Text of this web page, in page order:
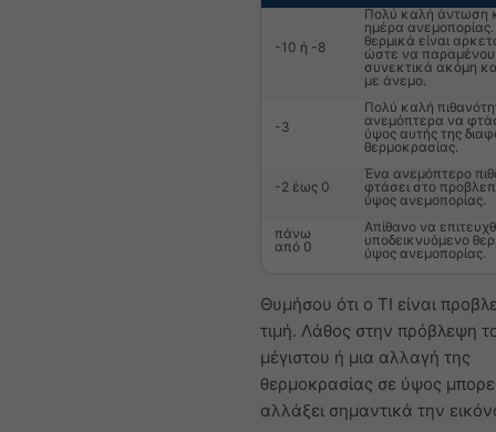
-10 ή -8
Πολύ καλή άντωση
ημέρα
θερμικά είναι
ώστε να
συνεκτικά ακόμη
με άνεμο.
-3
Πολύ καλή
ανεμόπτερα να
ύψος αυτής της
θερμοκρασίας.
-2 έως 0
Ένα ανεμόπτερο
φτάσει στο
ύψος ανεμοπορίας.
πάνω
από 0
Απίθανο να
υποδεικνυόμενο
ύψος ανεμοπορίας.
Θυμήσου ότι ο TI είναι
τιμή. Λάθος στην πρόβλεψη
μέγιστου ή μια αλλαγή της
θερμοκρασίας σε ύψος
αλλάξει σημαντικά την